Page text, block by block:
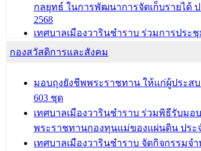
กลยุทธ์ ในการพัฒนาการจัดเก็บรายได้
2568
เทศบาลเมืองวารินชำราบ ร่วมการประ
นานาชาติและนิทรรศการด้านนวัตกรรมท้
ทะเบียนภาษีป้าย
ประชุมผู้เช่าอาคารพาณิชย์ บริเวณถนนเ
ถนนประทุมเทพภักดี
บทความ อื่นๆ ...
กองสวัสดิการและสังคม
มอบถุงยังชีพพระราชทาน ให้แก่ผู้ประส
603 ชุด
เทศบาลเมืองวารินชำราบ ร่วมพิธีรับมอ
พระราชทานกองทุนแม่ของแผ่นดิน ประจ
เทศบาลเมืองวารินชำราบ จัดกิจกรรมจ